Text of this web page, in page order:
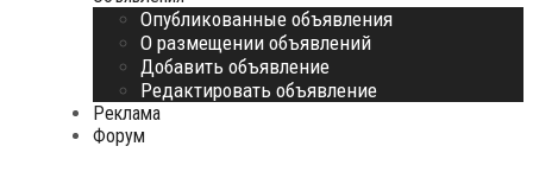
Опубликованные объявления
О размещении объявлений
Добавить объявление
Редактировать объявление
Реклама
Форум